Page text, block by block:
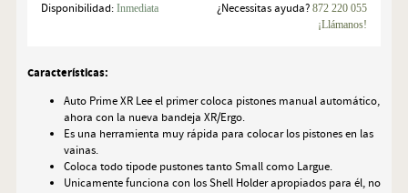
Disponibilidad: Inmediata ¿Necessitas ayuda?872 220 055
¡Llámanos!
Características:
Auto Prime XR Lee el primer coloca pistones manual automático,
ahora con la nueva bandeja XR/Ergo.
Es una herramienta muy rápida para colocar los pistones en las
vainas.
Coloca todo tipode pustones tanto Small como Largue.
Unicamente funciona con los Shell Holder apropiados para él, no